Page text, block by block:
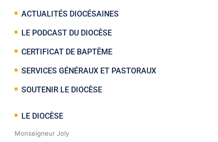
ACTUALITÉS DIOCÉSAINES
LE PODCAST DU DIOCÈSE
CERTIFICAT DE BAPTÊME
SERVICES GÉNÉRAUX ET PASTORAUX
SOUTENIR LE DIOCÈSE
LE DIOCÈSE
Monseigneur Joly